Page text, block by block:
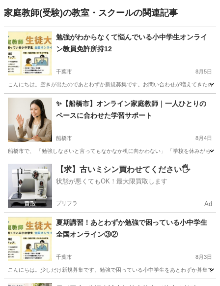
家庭教師(受験)の教室・スクールの関連記事
勉強がわからなくて悩んでいる小中学生オンライ
ン教員免許所持12
千葉市 8月5日
こんにちは。空きが出たのであとわずか新規募集です。お問い合わせが増えてきたの
千葉 千葉市 家庭教師 算数
✨【船橋市】オンライン家庭教師｜一人ひとりの
ペースに合わせた学習サポート
船橋市 8月4日
船橋市で、 「勉強しなさいと言ってもなかなか机に向かわない」 「学校を休みがち
千葉 船橋市 家庭教師 発達障害
【求】古いミシン買わせてください🖐️
状態が悪くてもOK！最大限買取します
プリフラ Ad
夏期講習！あとわずか勉強で困っている小中学生
全国オンライン③②
千葉市 8月3日
こんにちは。少しだけ新規募集です。勉強で困っている小中学生をあとわずか募集